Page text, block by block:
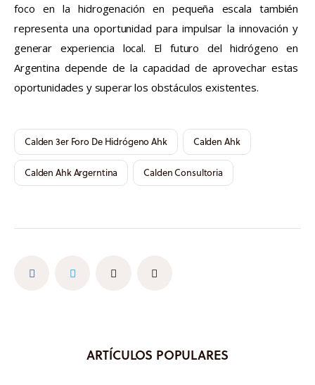
foco en la hidrogenación en pequeña escala también
representa una oportunidad para impulsar la innovación y
generar experiencia local. El futuro del hidrógeno en
Argentina depende de la capacidad de aprovechar estas
oportunidades y superar los obstáculos existentes.
Calden 3er Foro De Hidrógeno Ahk Calden Ahk
Calden Ahk Argerntina Calden Consultoria
ARTÍCULOS POPULARES